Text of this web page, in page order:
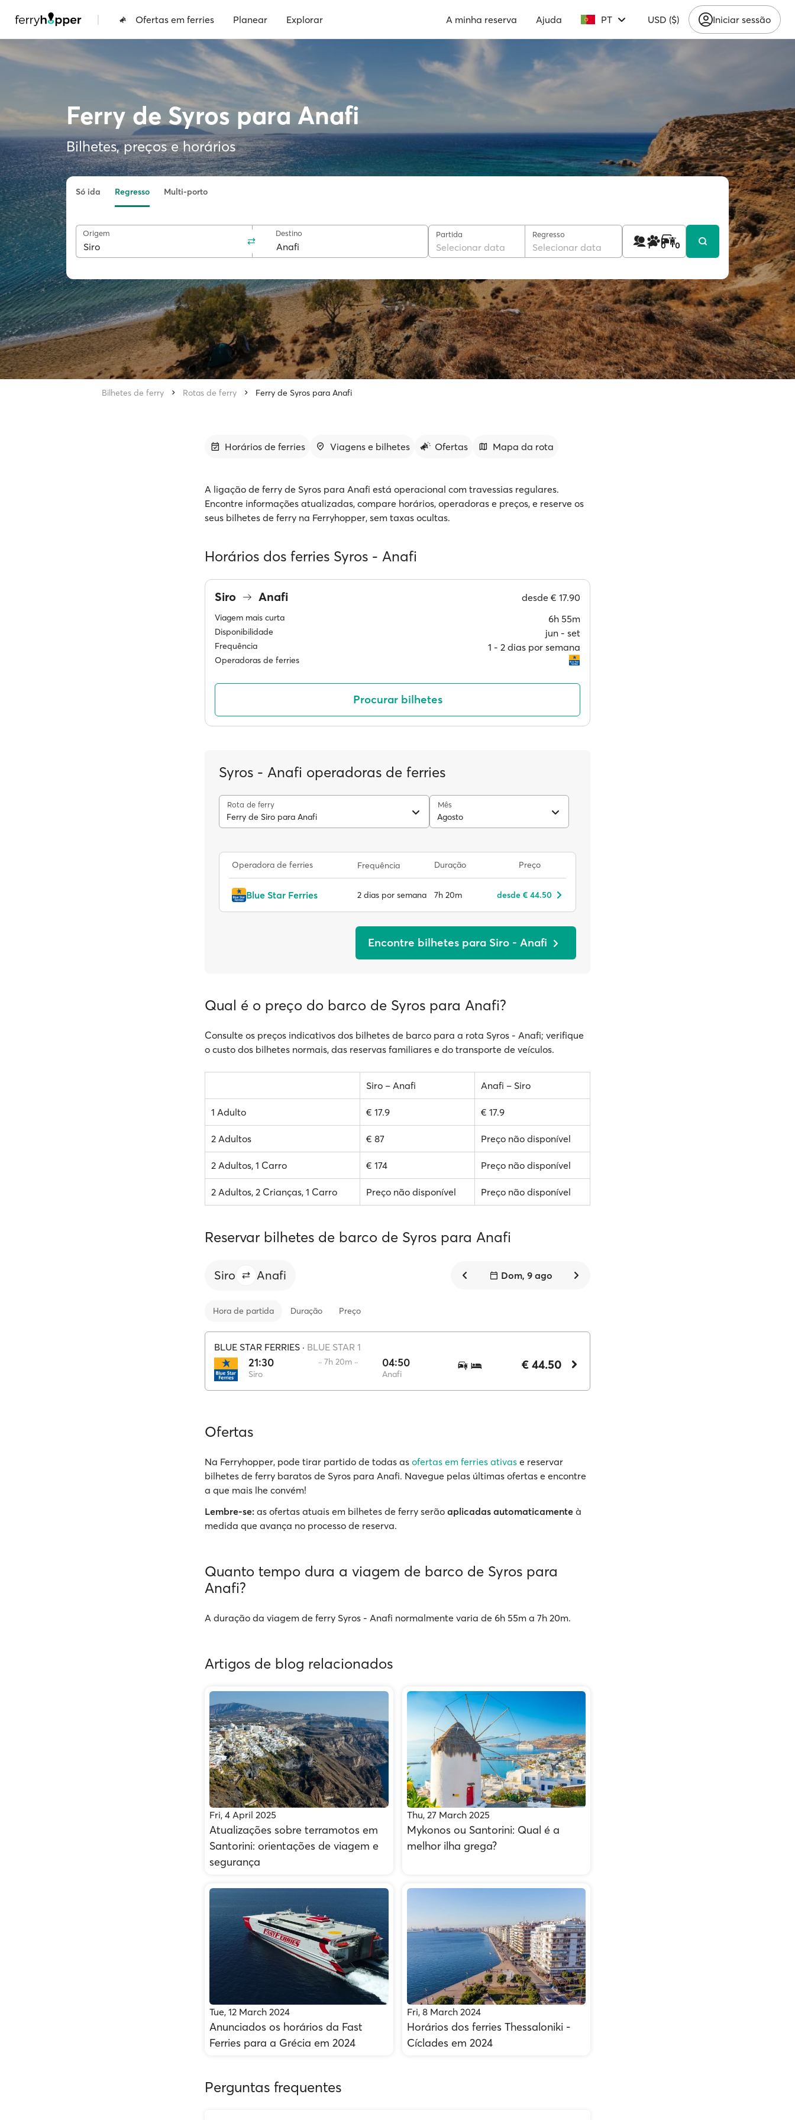
| Ofertas em ferries Planear Explorar A minha reserva Ajuda PT USD ($) Iniciar sessão
Ferry de Syros para Anafi
Bilhetes, preços e horários
Só ida Regresso Multi-porto
Origem Destino Partida
Selecionar data
Regresso
Selecionar data 1 0 0
Bilhetes de ferry Rotas de ferry Ferry de Syros para Anafi
Horários de ferries Viagens e bilhetes Ofertas Mapa da rota
A ligação de ferry de Syros para Anafi está operacional com travessias regulares.
Encontre informações atualizadas, compare horários, operadoras e preços, e reserve os
seus bilhetes de ferry na Ferryhopper, sem taxas ocultas.
Horários dos ferries Syros - Anafi
Siro Anafi desde € 17.90
Viagem mais curta 6h 55m
Disponibilidade jun ‐ set
Frequência 1 ‐ 2 dias por semana
Operadoras de ferries
Procurar bilhetes
Syros - Anafi operadoras de ferries
Rota de ferry
Ferry de Siro para Anafi
Mês
Agosto
Operadora de ferries Frequência Duração Preço
Blue Star Ferries 2 dias por semana 7h 20m desde € 44.50
Encontre bilhetes para Siro - Anafi
Qual é o preço do barco de Syros para Anafi?
Consulte os preços indicativos dos bilhetes de barco para a rota Syros - Anafi; verifique
o custo dos bilhetes normais, das reservas familiares e do transporte de veículos.
Siro – Anafi Anafi – Siro
1 Adulto € 17.9 € 17.9
2 Adultos € 87 Preço não disponível
2 Adultos, 1 Carro € 174 Preço não disponível
2 Adultos, 2 Crianças, 1 Carro Preço não disponível Preço não disponível
Reservar bilhetes de barco de Syros para Anafi
Siro Anafi Dom, 9 ago
Hora de partida Duração Preço
BLUE STAR FERRIES · BLUE STAR 1
21:30
Siro
·· 7h 20m ·· 04:50
Anafi
€ 44.50
Ofertas
Na Ferryhopper, pode tirar partido de todas as ofertas em ferries ativas e reservar
bilhetes de ferry baratos de Syros para Anafi. Navegue pelas últimas ofertas e encontre
a que mais lhe convém!
Lembre-se: as ofertas atuais em bilhetes de ferry serão aplicadas automaticamente à
medida que avança no processo de reserva.
Quanto tempo dura a viagem de barco de Syros para
Anafi?
A duração da viagem de ferry Syros - Anafi normalmente varia de 6h 55m a 7h 20m.
Artigos de blog relacionados
Fri, 4 April 2025
Atualizações sobre terramotos em
Santorini: orientações de viagem e
segurança
Thu, 27 March 2025
Mykonos ou Santorini: Qual é a
melhor ilha grega?
Tue, 12 March 2024
Anunciados os horários da Fast
Ferries para a Grécia em 2024
Fri, 8 March 2024
Horários dos ferries Thessaloniki -
Cíclades em 2024
Perguntas frequentes